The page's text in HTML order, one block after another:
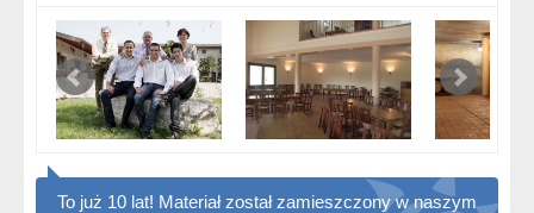
To już 10 lat! Materiał został zamieszczony w naszym